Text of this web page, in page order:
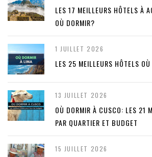
LES 17 MEILLEURS HÔTELS À
OÙ DORMIR?
1 JUILLET 2026
LES 25 MEILLEURS HÔTELS
13 JUILLET 2026
OÙ DORMIR À CUSCO: LES 21
PAR QUARTIER ET BUDGET
15 JUILLET 2026